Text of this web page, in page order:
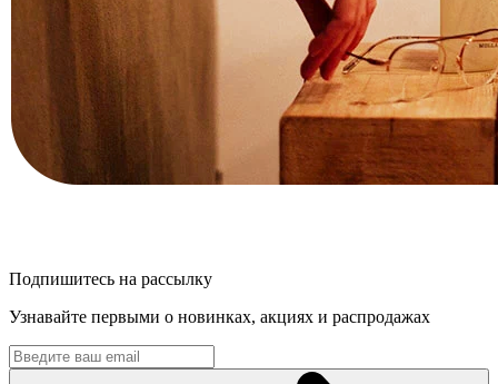
Подпишитесь на рассылку
Узнавайте первыми о новинках, акциях и распродажах